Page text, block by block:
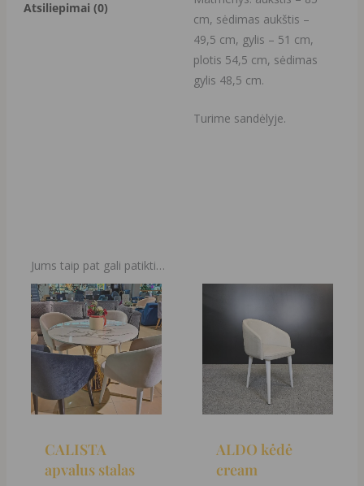
Atsiliepimai (0)
cm, sėdimas aukštis –
49,5 cm, gylis – 51 cm,
plotis 54,5 cm, sėdimas
gylis 48,5 cm.
Turime sandėlyje.
Jums taip pat gali patikti…
CALISTA
apvalus stalas
Original
price
was:
1440,00 €.
Current
price
is:
590,00 €.
ALDO kėdė
cream
was:
228,00 €.69,00 €.